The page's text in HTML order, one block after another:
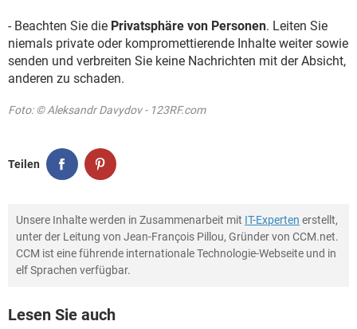
- Beachten Sie die Privatsphäre von Personen. Leiten Sie
niemals private oder kompromettierende Inhalte weiter sowie
senden und verbreiten Sie keine Nachrichten mit der Absicht,
anderen zu schaden.
Foto: © Aleksandr Davydov - 123RF.com
Teilen
Unsere Inhalte werden in Zusammenarbeit mit IT-Experten erstellt,
unter der Leitung von Jean-François Pillou, Gründer von CCM.net.
CCM ist eine führende internationale Technologie-Webseite und in
elf Sprachen verfügbar.
Lesen Sie auch